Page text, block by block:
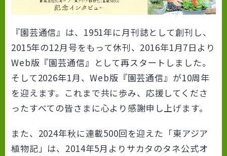
『園芸通信』は、1951年に月刊誌として創刊し、
2015年の12月号をもって休刊、2016年1月7日より
Web版『園芸通信』として再スタートしました。
そして2026年1月、Web版『園芸通信』が10周年
を迎えます。これまで共に歩み、応援してくださ
ったすべての皆さまに心より感謝申し上げます。
また、2024年秋に連載500回を迎えた「東アジア
植物記」は、2014年5月よりサカタのタネ公式オ